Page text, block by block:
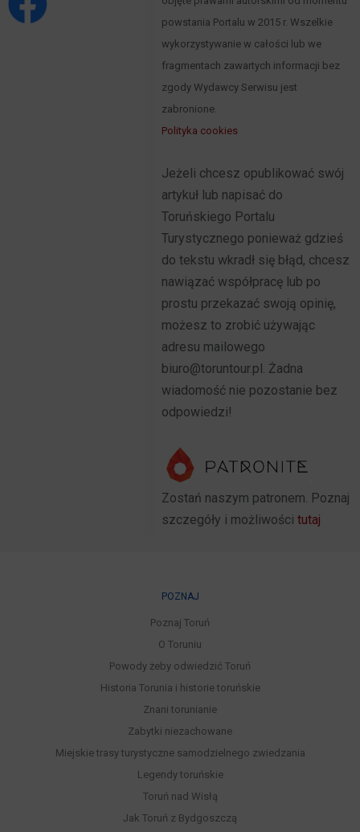
powstania Portalu w 2015 r. Wszelkie
wykorzystywanie w całości lub we
fragmentach zawartych informacji bez
zgody Wydawcy Serwisu jest
zabronione.
Polityka cookies
Jeżeli chcesz opublikować swój
artykuł lub napisać do
Toruńskiego Portalu
Turystycznego ponieważ gdzieś
do tekstu wkradł się błąd, chcesz
nawiązać współpracę lub po
prostu przekazać swoją opinię,
możesz to zrobić używając
adresu mailowego
biuro@toruntour.pl. Żadna
wiadomość nie pozostanie bez
odpowiedzi!
Zostań naszym patronem. Poznaj
szczegóły i możliwości tutaj
POZNAJ
Poznaj Toruń
O Toruniu
Powody żeby odwiedzić Toruń
Historia Torunia i historie toruńskie
Znani torunianie
Zabytki niezachowane
Miejskie trasy turystyczne samodzielnego zwiedzania
Legendy toruńskie
Toruń nad Wisłą
Jak Toruń z Bydgoszczą